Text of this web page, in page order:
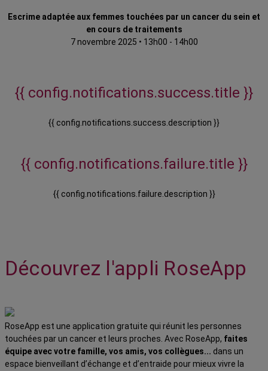
Escrime adaptée aux femmes touchées par un cancer du sein et
en cours de traitements
7 novembre 2025 • 13h00 - 14h00
{{ config.notifications.success.title }}
{{ config.notifications.success.description }}
{{ config.notifications.failure.title }}
{{ config.notifications.failure.description }}
Découvrez l'appli RoseApp
RoseApp est une application gratuite qui réunit les personnes
touchées par un cancer et leurs proches. Avec RoseApp, faites
équipe avec votre famille, vos amis, vos collègues... dans un
espace bienveillant d’échange et d’entraide pour mieux vivre la